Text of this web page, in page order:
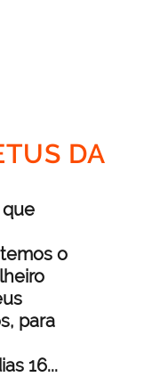
DA
o
para
16...